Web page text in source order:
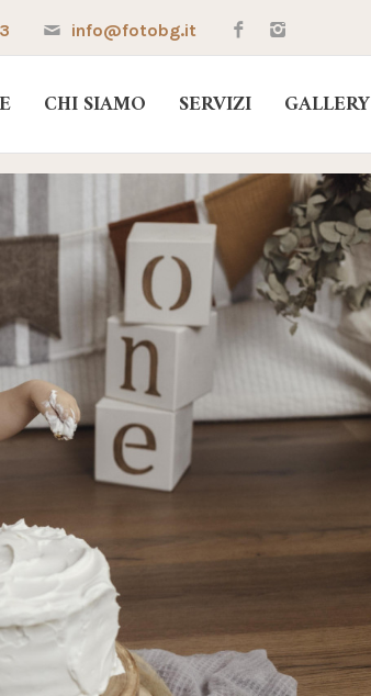
info@fotobg.it
CHI SIAMO SERVIZI GALLERY